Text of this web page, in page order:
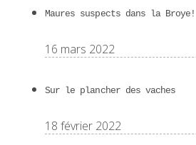
Maures suspects dans la Broye!
16 mars 2022
Sur le plancher des vaches
18 février 2022